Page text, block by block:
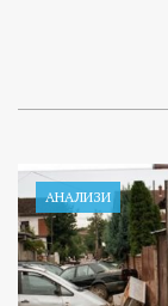
АНАЛИЗИ